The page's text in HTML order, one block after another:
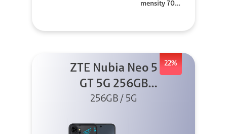
mensity 706
22%
ZTE Nubia Neo 5
GT 5G 256GB
Negro + GPAD +
256GB / 5G